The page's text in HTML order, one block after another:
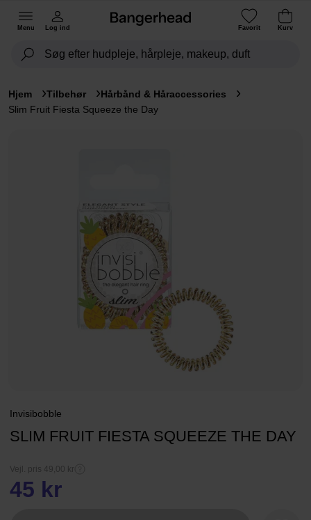
Menu Log ind Favorit Kurv
Hjem Tilbehør
Hårbånd & Håraccessories
Slim Fruit Fiesta Squeeze the Day
Invisibobble
SLIM FRUIT FIESTA SQUEEZE THE DAY
Vejl. pris 49,00 kr
45 kr